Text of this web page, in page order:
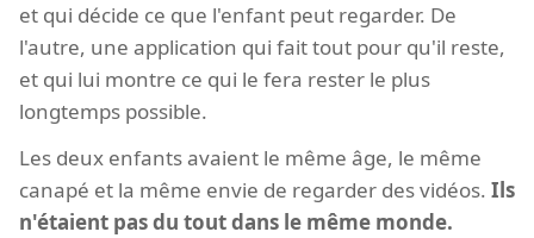
et qui décide ce que l'enfant peut regarder. De
l'autre, une application qui fait tout pour qu'il reste,
et qui lui montre ce qui le fera rester le plus
longtemps possible.
Les deux enfants avaient le même âge, le même
canapé et la même envie de regarder des vidéos. Ils
n'étaient pas du tout dans le même monde.